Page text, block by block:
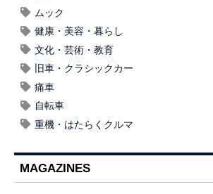
ムック
健康・美容・暮らし
文化・芸術・教育
旧車・クラシックカー
痛車
自転車
重機・はたらくクルマ
MAGAZINES